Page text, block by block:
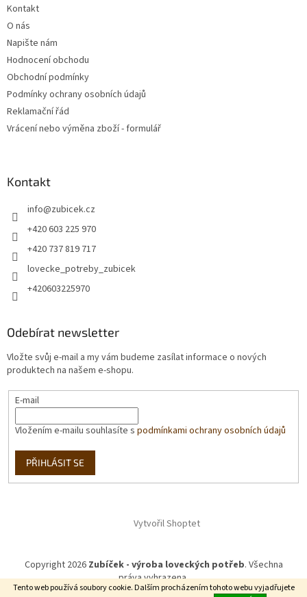
Tento web používá soubory cookie. Dalším procházením tohoto webu vyjadřujete
Kontakt
O nás
Napište nám
Hodnocení obchodu
Obchodní podmínky
Podmínky ochrany osobních údajů
Reklamační řád
Vrácení nebo výměna zboží - formulář
Kontakt
info@zubicek.cz
+420 603 225 970
+420 737 819 717
lovecke_potreby_zubicek
+420603225970
Odebírat newsletter
Vložte svůj e-mail a my vám budeme zasílat informace o nových
produktech na našem e-shopu.
E-mail
Vložením e-mailu souhlasíte s podmínkami ochrany osobních údajů
PŘIHLÁSIT SE
Vytvořil Shoptet
Copyright 2026 Zubíček - výroba loveckých potřeb. Všechna
práva vyhrazena.